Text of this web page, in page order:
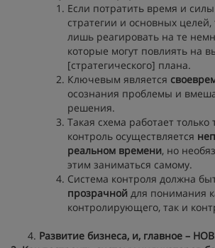
Если потратить время и
стратегии и основных
лишь реагировать на те
которые могут повлиять на
[стратегического] плана.
Ключевым является
осознания проблемы и
решения.
Такая схема работает только
контроль осуществляется
реальном времени, но
этим заниматься самому.
Система контроля должна
прозрачной для понимания
контролирующего, так и
Развитие бизнеса, и, главное –